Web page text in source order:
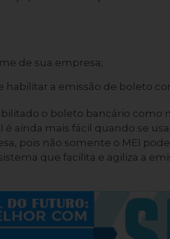
de sua empresa;
habilitar a emissão de boleto
o boleto bancário como
é ainda mais fácil quando se
pois não somente o MEI
que facilita e agiliza a